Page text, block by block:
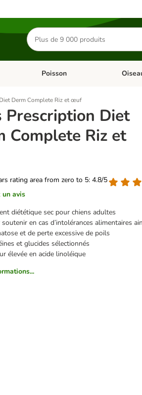
Rechercher
des
produits
Chat Dérouler les catégories: Rongeur &
Poisson
Derm Complete Riz et œuf
Prescription Diet
Complete Riz et
rating area from zero to 5: 4.8/5
un avis
diététique sec pour chiens adultes
soutenir en cas d’intolérances alimentaires
et de perte excessive de poils
et glucides sélectionnés
élevée en acide linoléique